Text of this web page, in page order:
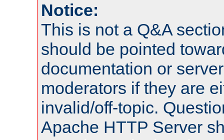
Notice:
This is not a Q&A
should be pointed
documentation or
moderators if they are
invalid/off-topic.
Apache HTTP Server